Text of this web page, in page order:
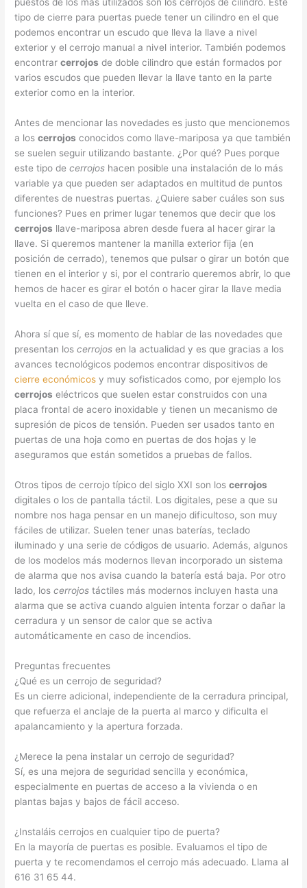
puestos de los más utilizados son los cerrojos de cilindro. Este
tipo de cierre para puertas puede tener un cilindro en el que
podemos encontrar un escudo que lleva la llave a nivel
exterior y el cerrojo manual a nivel interior. También podemos
encontrarcerrojos de doble cilindro que están formados por
varios escudos que pueden llevar la llave tanto en la parte
exterior como en la interior.
Antes de mencionar las novedades es justo que mencionemos
a loscerrojos conocidos como llave-mariposa ya que también
se suelen seguir utilizando bastante. ¿Por qué? Pues porque
este tipo decerrojos hacen posible una instalación de lo más
variable ya que pueden ser adaptados en multitud de puntos
diferentes de nuestras puertas. ¿Quiere saber cuáles son sus
funciones? Pues en primer lugar tenemos que decir que los
cerrojos llave-mariposa abren desde fuera al hacer girar la
llave. Si queremos mantener la manilla exterior fija (en
posición de cerrado), tenemos que pulsar o girar un botón que
tienen en el interior y si, por el contrario queremos abrir, lo que
hemos de hacer es girar el botón o hacer girar la llave media
vuelta en el caso de que lleve.
Ahora sí que sí, es momento de hablar de las novedades que
presentan loscerrojos en la actualidad y es que gracias a los
avances tecnológicos podemos encontrar dispositivos de
cierre económicos y muy sofisticados como, por ejemplo los
cerrojos eléctricos que suelen estar construidos con una
placa frontal de acero inoxidable y tienen un mecanismo de
supresión de picos de tensión. Pueden ser usados tanto en
puertas de una hoja como en puertas de dos hojas y le
aseguramos que están sometidos a pruebas de fallos.
Otros tipos de cerrojo típico del siglo XXI son loscerrojos
digitales o los de pantalla táctil. Los digitales, pese a que su
nombre nos haga pensar en un manejo dificultoso, son muy
fáciles de utilizar. Suelen tener unas baterías, teclado
iluminado y una serie de códigos de usuario. Además, algunos
de los modelos más modernos llevan incorporado un sistema
de alarma que nos avisa cuando la batería está baja. Por otro
lado, loscerrojos táctiles más modernos incluyen hasta una
alarma que se activa cuando alguien intenta forzar o dañar la
cerradura y un sensor de calor que se activa
automáticamente en caso de incendios.
Preguntas frecuentes
¿Qué es un cerrojo de seguridad?
Es un cierre adicional, independiente de la cerradura principal,
que refuerza el anclaje de la puerta al marco y dificulta el
apalancamiento y la apertura forzada.
¿Merece la pena instalar un cerrojo de seguridad?
Sí, es una mejora de seguridad sencilla y económica,
especialmente en puertas de acceso a la vivienda o en
plantas bajas y bajos de fácil acceso.
¿Instaláis cerrojos en cualquier tipo de puerta?
En la mayoría de puertas es posible. Evaluamos el tipo de
puerta y te recomendamos el cerrojo más adecuado. Llama al
616 31 65 44.